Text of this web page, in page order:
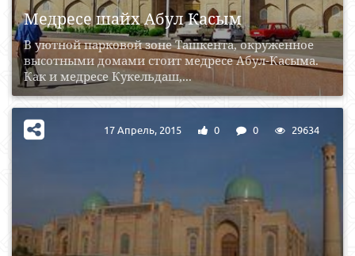
Медресе шайх Абул Касым
В уютной парковой зоне Ташкента, окруженное
высотными домами стоит медресе Абул-Касыма.
Как и медресе Кукельдаш,...
17 Апрель, 2015 0 0 29634